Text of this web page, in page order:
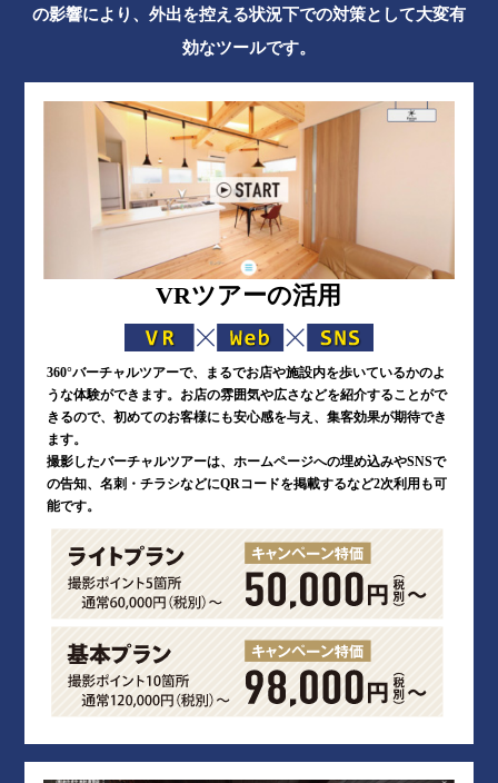
の影響により、外出を控える状況下での対策として大変有
効なツールです。
VRツアーの活用
360°バーチャルツアーで、まるでお店や施設内を歩いているかのよ
うな体験ができます。お店の雰囲気や広さなどを紹介することがで
きるので、初めてのお客様にも安心感を与え、集客効果が期待でき
ます。
撮影したバーチャルツアーは、ホームページへの埋め込みやSNSで
の告知、名刺・チラシなどにQRコードを掲載するなど2次利用も可
能です。